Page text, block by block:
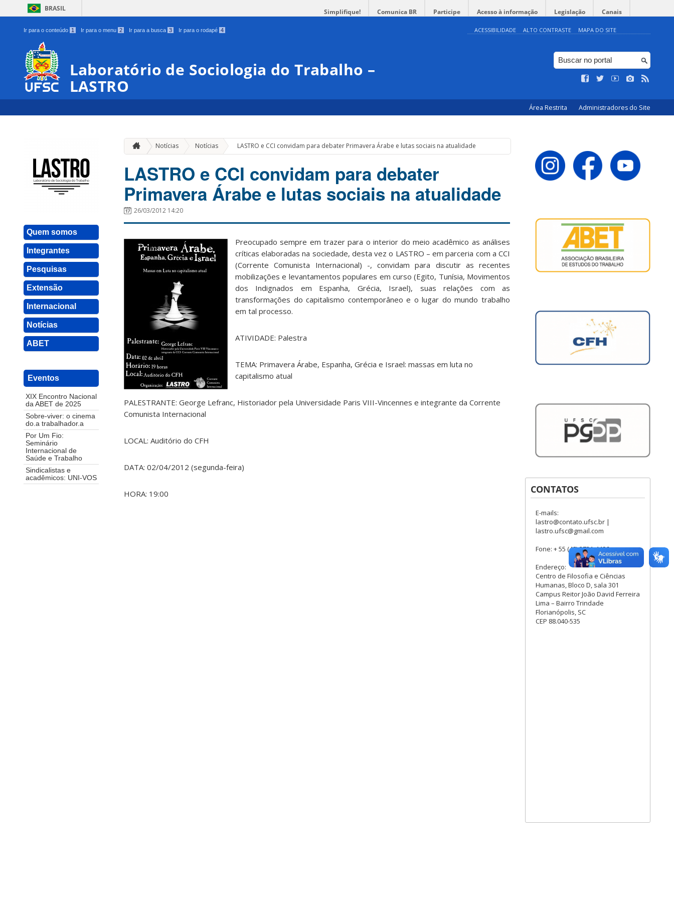
BRASIL Simplifique! Comunica BR Participe Acesso à informação Legislação Canais
Ir para o conteúdo 1 Ir para o menu 2 Ir para a busca 3 Ir para o rodapé 4 ACESSIBILIDADE ALTO CONTRASTE MAPA DO SITE
Laboratório de Sociologia do Trabalho –
LASTRO
Área Restrita Administradores do Site
Quem somos
Integrantes
Pesquisas
Extensão
Internacional
Notícias
ABET
Eventos
XIX Encontro Nacional
da ABET de 2025
Sobre-viver: o cinema
do.a trabalhador.a
Por Um Fio:
Seminário
Internacional de
Saúde e Trabalho
Sindicalistas e
acadêmicos: UNI-VOS
Notícias Notícias » LASTRO e CCI convidam para debater Primavera Árabe e lutas sociais na atualidade
LASTRO e CCI convidam para debater
Primavera Árabe e lutas sociais na atualidade
26/03/2012 14:20
Preocupado sempre em trazer para o interior do meio acadêmico as análises
críticas elaboradas na sociedade, desta vez o LASTRO – em parceria com a CCI
(Corrente Comunista Internacional) -, convidam para discutir as recentes
mobilizações e levantamentos populares em curso (Egito, Tunísia, Movimentos
dos Indignados em Espanha, Grécia, Israel), suas relações com as
transformações do capitalismo contemporâneo e o lugar do mundo trabalho
em tal processo.
ATIVIDADE: Palestra
TEMA: Primavera Árabe, Espanha, Grécia e Israel: massas em luta no
capitalismo atual
PALESTRANTE: George Lefranc, Historiador pela Universidade Paris VIII-Vincennes e integrante da Corrente
Comunista Internacional
LOCAL: Auditório do CFH
DATA: 02/04/2012 (segunda-feira)
HORA: 19:00 CONTATOS
E-mails:
lastro@contato.ufsc.br |
lastro.ufsc@gmail.com
Fone: + 55 (48) 3721-4496
Endereço:
Centro de Filosofia e Ciências
Humanas, Bloco D, sala 301
Campus Reitor João David Ferreira
Lima – Bairro Trindade
Florianópolis, SC
CEP 88.040-535